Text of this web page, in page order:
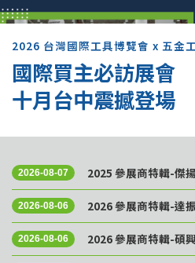
2026 台灣國際工具博覽會 x 五金
國際買主必訪展會
十月台中震撼登場
2026-08-07 2025 參展商特輯-傑
2026-08-06 2026 參展商特輯-達
2026-08-06 2026 參展商特輯-碩